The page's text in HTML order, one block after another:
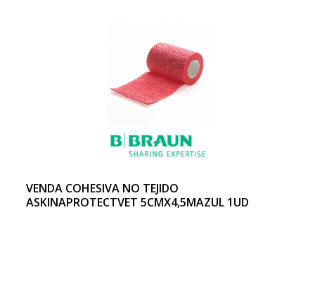
VENDA COHESIVA NO TEJIDO
ASKINAPROTECTVET 5CMX4,5MAZUL 1UD